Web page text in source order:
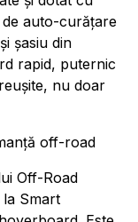
auto-curățare
șasiu din
rapid, puternic
nu doar
off-road
Off-Road
la Smart